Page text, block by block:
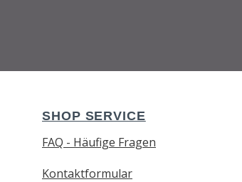
SHOP SERVICE
FAQ - Häufige Fragen
Kontaktformular